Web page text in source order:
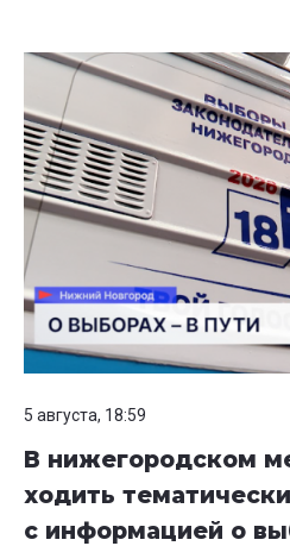
5 августа, 18:59
В нижегородском
ходить
с информацией о